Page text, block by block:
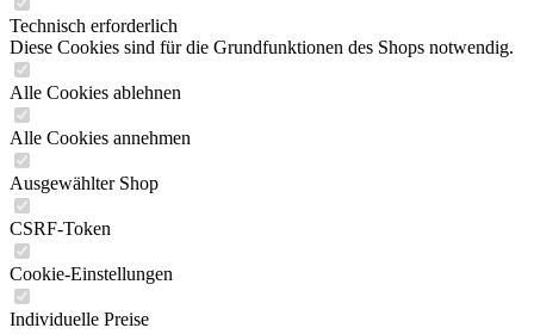
Technisch erforderlich
Diese Cookies sind für die Grundfunktionen des Shops notwendig.
Alle Cookies ablehnen
Alle Cookies annehmen
Ausgewählter Shop
CSRF-Token
Cookie-Einstellungen
Individuelle Preise